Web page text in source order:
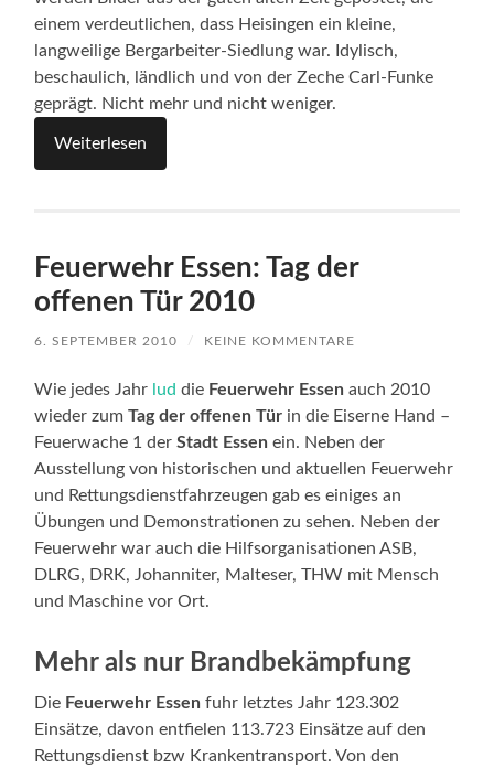
einem verdeutlichen, dass Heisingen ein kleine,
langweilige Bergarbeiter-Siedlung war. Idylisch,
beschaulich, ländlich und von der Zeche Carl-Funke
geprägt. Nicht mehr und nicht weniger.
Weiterlesen
Feuerwehr Essen: Tag der
offenen Tür 2010
6. SEPTEMBER 2010 / KEINE KOMMENTARE
Wie jedes Jahr lud die Feuerwehr Essen auch 2010
wieder zumTag der offenen Tür in die Eiserne Hand –
Feuerwache 1 derStadt Essen ein. Neben der
Ausstellung von historischen und aktuellen Feuerwehr
und Rettungsdienstfahrzeugen gab es einiges an
Übungen und Demonstrationen zu sehen. Neben der
Feuerwehr war auch die Hilfsorganisationen ASB,
DLRG, DRK, Johanniter, Malteser, THW mit Mensch
und Maschine vor Ort.
Mehr als nur Brandbekämpfung
Die Feuerwehr Essen fuhr letztes Jahr 123.302
Einsätze, davon entfielen 113.723 Einsätze auf den
Rettungsdienst bzw Krankentransport. Von den